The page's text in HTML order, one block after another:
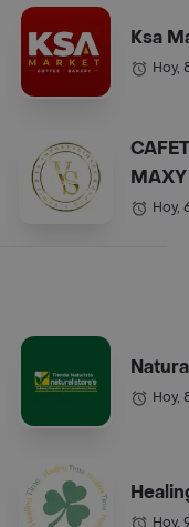
Ksa
Hoy,
COL.).
Hoy,
Hoy,
Hoy,